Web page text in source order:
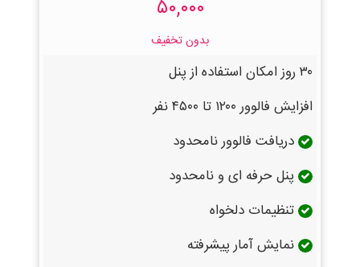
۵۰,۰۰۰
بدون تخفیف
۳۰ روز امکان استفاده از پنل
افزایش فالوور ۱۲۰۰ تا ۴۵۰۰ نفر
دریافت فالوور نامحدود
پنل حرفه ای و نامحدود
تنظیمات دلخواه
نمایش آمار پیشرفته